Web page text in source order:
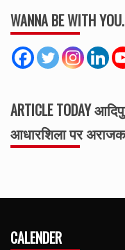
WANNA BE WITH YOU.
ARTICLE TODAY
आधारशिला पर
CALENDER